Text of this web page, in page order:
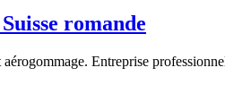
romande
Entreprise